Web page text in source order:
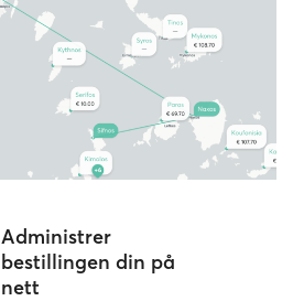
Administrer
bestillingen din på
nett